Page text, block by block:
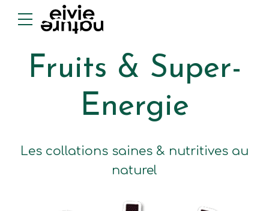
Fruits & Super-
Energie
Les collations saines & nutritives au
naturel